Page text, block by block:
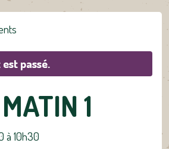
passé.
1
à 10h30